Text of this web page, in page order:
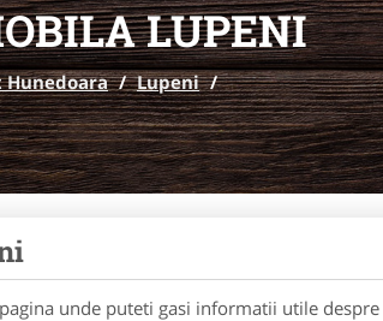
LUPENI
Hunedoara / Lupeni /
unde puteti gasi informatii utile despre